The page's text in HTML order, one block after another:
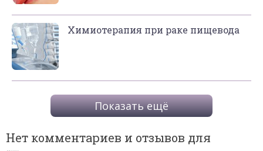
Химиотерапия при раке пищевода
Показать ещё
Нет комментариев и отзывов для